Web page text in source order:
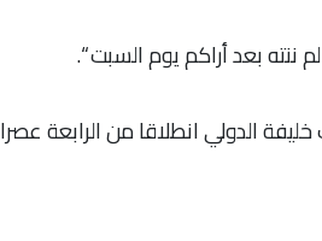
ننته بعد أراكم يوم السبت “.
الدولي انطلاقا من الرابعة عصرا